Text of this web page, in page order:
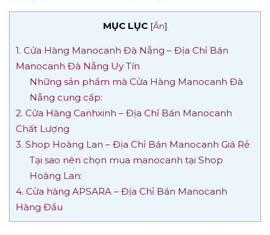
MỤC LỤC [Ẩn]
1. Cửa Hàng Manocanh Đà Nẵng – Địa Chỉ Bán
Manocanh Đà Nẵng Uy Tín
Những sản phẩm mà Cửa Hàng Manocanh Đà
Nẵng cung cấp:
2. Cửa Hàng Canhxinh – Địa Chỉ Bán Manocanh
Chất Lượng
3. Shop Hoàng Lan – Địa Chỉ Bán Manocanh Giá Rẻ
Tại sao nên chọn mua manocanh tại Shop
Hoàng Lan:
4. Cửa hàng APSARA – Địa Chỉ Bán Manocanh
Hàng Đầu